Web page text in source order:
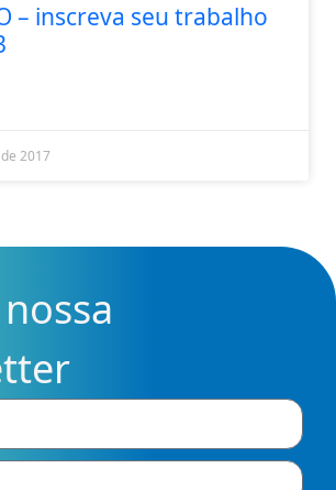
– inscreva seu trabalho
2017